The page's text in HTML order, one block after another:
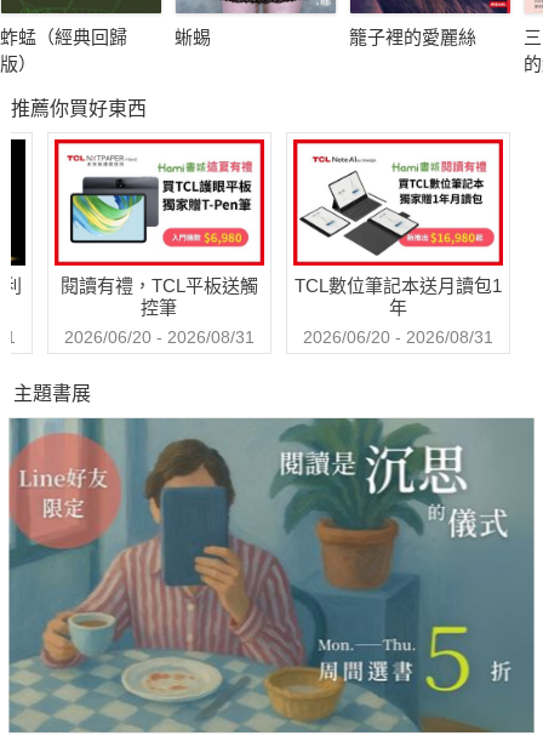
著墨主軸，交織出台灣年輕一輩對於生活的探索與回憶的波瀾，
與碰撞，對生命體悟與歷練有更多的真實描繪，但對愛的盼望仍
是各人心中不滅的星火。
自《鹽田兒女》、《橄欖樹》到《星星都在說話》，蔡素芬的
【鹽田兒女三部曲】系列完成時間歷時20年，小說人物也歷經不
同時代與社會變遷，不同世代面臨生命的挑戰與難題。她善於說
故事的方式，精練的文字，細膩深情的描寫敘述，引人入勝的情
蚱蜢（經典回歸
版）
蜥蜴 籠子裡的愛麗絲
推薦你買好東西
閱讀有禮，TCL平板送觸
控筆
2026/06/20 - 2026/08/31
TCL數位筆記本送月讀包1
年
2026/06/20 - 2026/08/31
主題書展